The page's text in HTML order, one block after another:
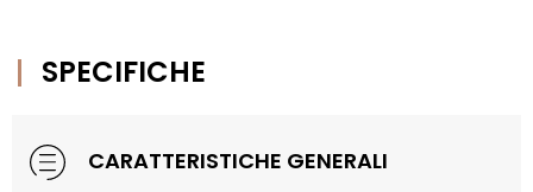
SPECIFICHE
CARATTERISTICHE GENERALI